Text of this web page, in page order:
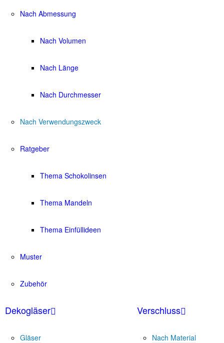
Nach Abmessung
Nach Volumen
Nach Länge
Nach Durchmesser
Nach Verwendungszweck
Ratgeber
Thema Schokolinsen
Thema Mandeln
Thema Einfüllideen
Muster
Zubehör
Dekogläser
Gläser
Verschluss
Nach Material